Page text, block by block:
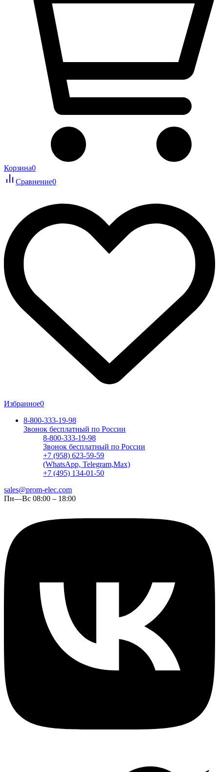
Корзина0
Сравнение0
Избранное0
8-800-333-19-98
Звонок бесплатный по России
8-800-333-19-98
Звонок бесплатный по России
+7 (958) 623-59-59
(WhatsApp, Telegram,Max)
+7 (495) 134-01-50
sales@prom-elec.com
Пн—Вс 08:00 – 18:00